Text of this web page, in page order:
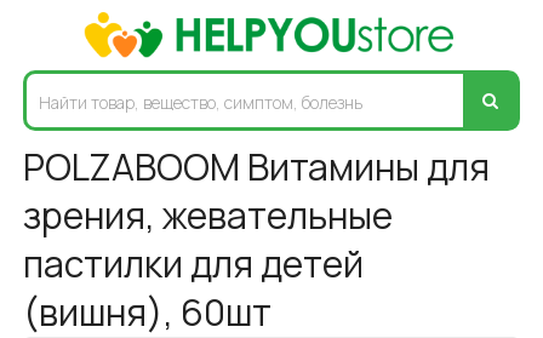
POLZABOOM Витамины для
зрения, жевательные
пастилки для детей
(вишня), 60шт